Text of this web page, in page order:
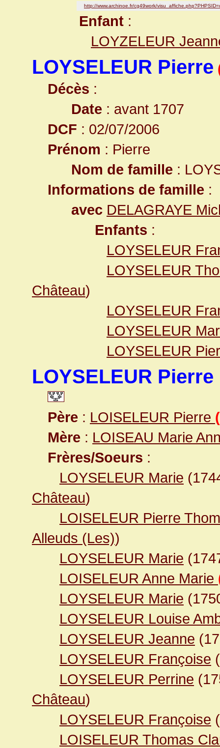
http://www.archinoe.fr/cg49work/
Enfant :
LOYZELEUR
LOYSELEUR Pierre
Décès :
Date : avant 1707
DCF : 02/07/2006
Prénom : Pierre
Nom de famille :
Informations de famille :
avec DELAGRAYE
Enfants :
LOYSELEUR
LOYSELEUR
Château)
LOYSELEUR
LOYSELEUR
LOYSELEUR
LOYSELEUR
Père : LOISELEUR Pierre
Mère : LOISEAU Marie
Frères/Soeurs :
LOYSELEUR Marie
Château)
LOISELEUR Pierre
Alleuds (Les))
LOYSELEUR Marie
LOISELEUR Anne Marie
LOYSELEUR Marie
LOYSELEUR Louise
LOYSELEUR Jeanne
LOYSELEUR Françoise
LOYSELEUR Perrine
Château)
LOYSELEUR Françoise
LOISELEUR Thomas